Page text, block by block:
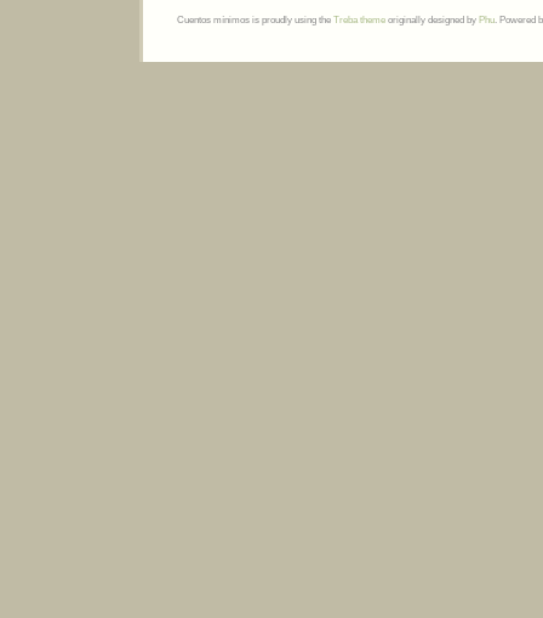
Cuentos mínimos is proudly using the Treba theme originally designed by Phu . Powered